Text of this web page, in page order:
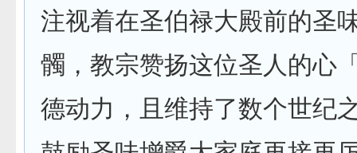
注视着在圣伯禄大殿前的圣
髑，教宗赞扬这位圣人的心
德动力，且维持了数个世纪